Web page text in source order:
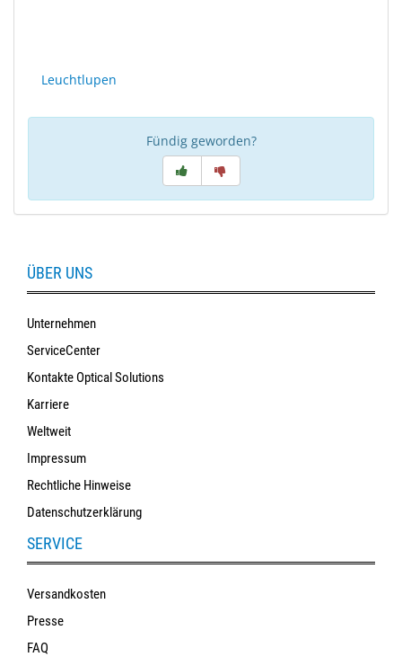
NEED
YOU
Instrumente
Schleiftechnik
SALE
Leuchtlupen
Fündig geworden?
ÜBER UNS
Unternehmen
ServiceCenter
Kontakte Optical Solutions
Karriere
Weltweit
Impressum
Rechtliche Hinweise
Datenschutzerklärung
SERVICE
Versandkosten
Presse
FAQ